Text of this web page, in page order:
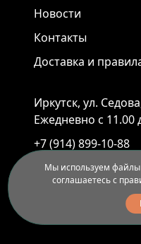
Новости
Контакты
Доставка и
Иркутск, ул.
Ежедневно с 11.00
+7 (914) 899-10-88
+7 (3952) 55-45-95
Мы используем файлы
соглашаетесь с